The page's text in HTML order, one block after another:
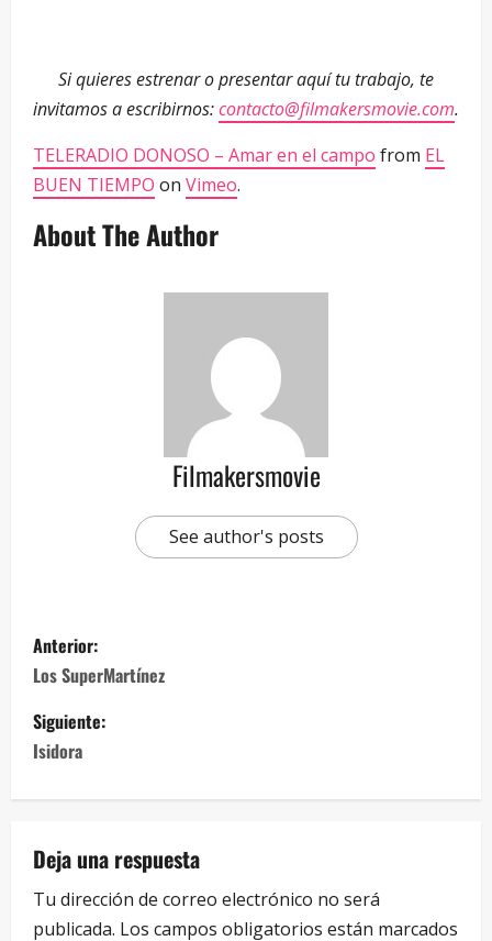
Si quieres estrenar o presentar aquí tu trabajo, te
invitamos a escribirnos:contacto@filmakersmovie.com.
TELERADIO DONOSO – Amar en el campo from EL
BUEN TIEMPO on Vimeo.
About The Author
Filmakersmovie
See author's posts
Anterior:
Los SuperMartínez
Siguiente:
Isidora
Deja una respuesta
Tu dirección de correo electrónico no será
publicada. Los campos obligatorios están marcados